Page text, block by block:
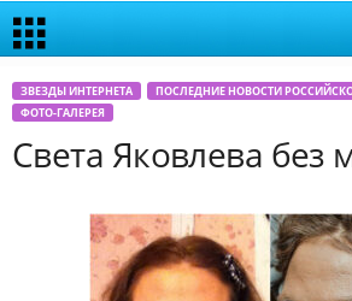
ЗВЕЗДЫ ИНТЕРНЕТА
ПОСЛЕДНИЕ НОВОСТИ
ФОТО-ГАЛЕРЕЯ
Света Яковлева без